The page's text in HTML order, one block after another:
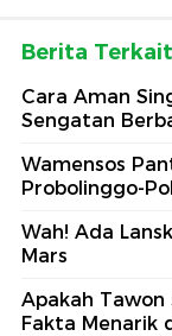
Berita Terkait
Cara Aman
Sengatan
Wamensos
Probolinggo-
Wah! Ada
Mars
Apakah Tawon
Fakta Menarik